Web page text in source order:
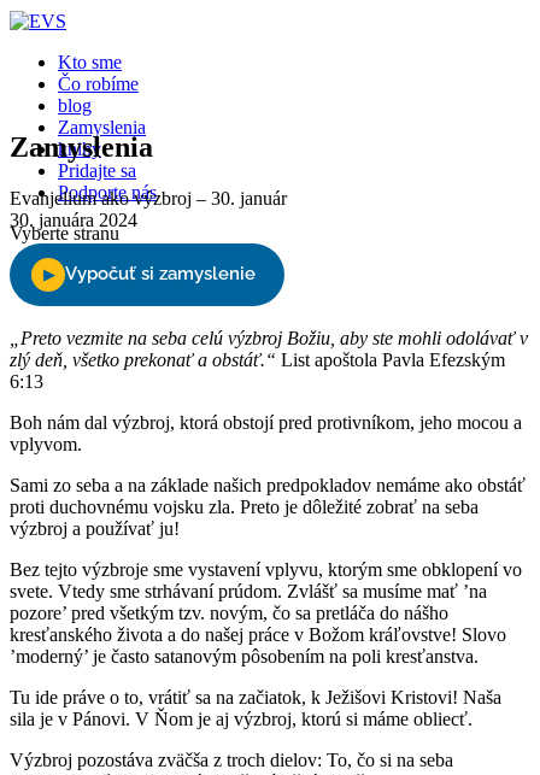
Kto sme
Čo robíme
blog
Zamyslenia
knihy
Pridajte sa
Podporte nás
Vyberte stranu
Zamyslenia
Evanjelium ako výzbroj – 30. január
30. januára 2024
„Preto vezmite na seba celú výzbroj Božiu, aby ste mohli odolávať v
zlý deň, všetko prekonať a obstáť.“ List apoštola Pavla Efezským
6:13
Boh nám dal výzbroj, ktorá obstojí pred protivníkom, jeho mocou a
vplyvom.
Sami zo seba a na základe našich predpokladov nemáme ako obstáť
proti duchovnému vojsku zla. Preto je dôležité zobrať na seba
výzbroj a používať ju!
Bez tejto výzbroje sme vystavení vplyvu, ktorým sme obklopení vo
svete. Vtedy sme strhávaní prúdom. Zvlášť sa musíme mať ’na
pozore’ pred všetkým tzv. novým, čo sa pretláča do nášho
kresťanského života a do našej práce v Božom kráľovstve! Slovo
’moderný’ je často satanovým pôsobením na poli kresťanstva.
Tu ide práve o to, vrátiť sa na začiatok, k Ježišovi Kristovi! Naša
sila je v Pánovi. V Ňom je aj výzbroj, ktorú si máme obliecť.
Výzbroj pozostáva zväčša z troch dielov: To, čo si na seba